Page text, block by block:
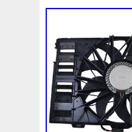
stock. Pièces
jours
92690
5485;
TVA:
Landgraf,
encore besoin
univers de..